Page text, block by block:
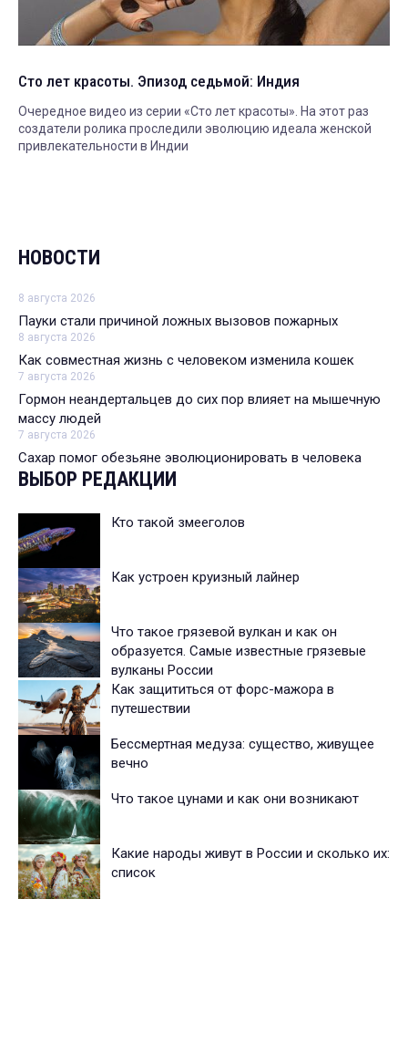
Сто лет красоты. Эпизод седьмой: Индия
Очередное видео из серии «Сто лет красоты». На этот раз
создатели ролика проследили эволюцию идеала женской
привлекательности в Индии
НОВОСТИ
8 августа 2026
Пауки стали причиной ложных вызовов пожарных
8 августа 2026
Как совместная жизнь с человеком изменила кошек
7 августа 2026
Гормон неандертальцев до сих пор влияет на мышечную
массу людей
7 августа 2026
Сахар помог обезьяне эволюционировать в человека
ВЫБОР РЕДАКЦИИ
Кто такой змееголов
Как устроен круизный лайнер
Что такое грязевой вулкан и как он
образуется. Самые известные грязевые
вулканы России
Как защититься от форс-мажора в
путешествии
Бессмертная медуза: существо, живущее
вечно
Что такое цунами и как они возникают
Какие народы живут в России и сколько их:
список